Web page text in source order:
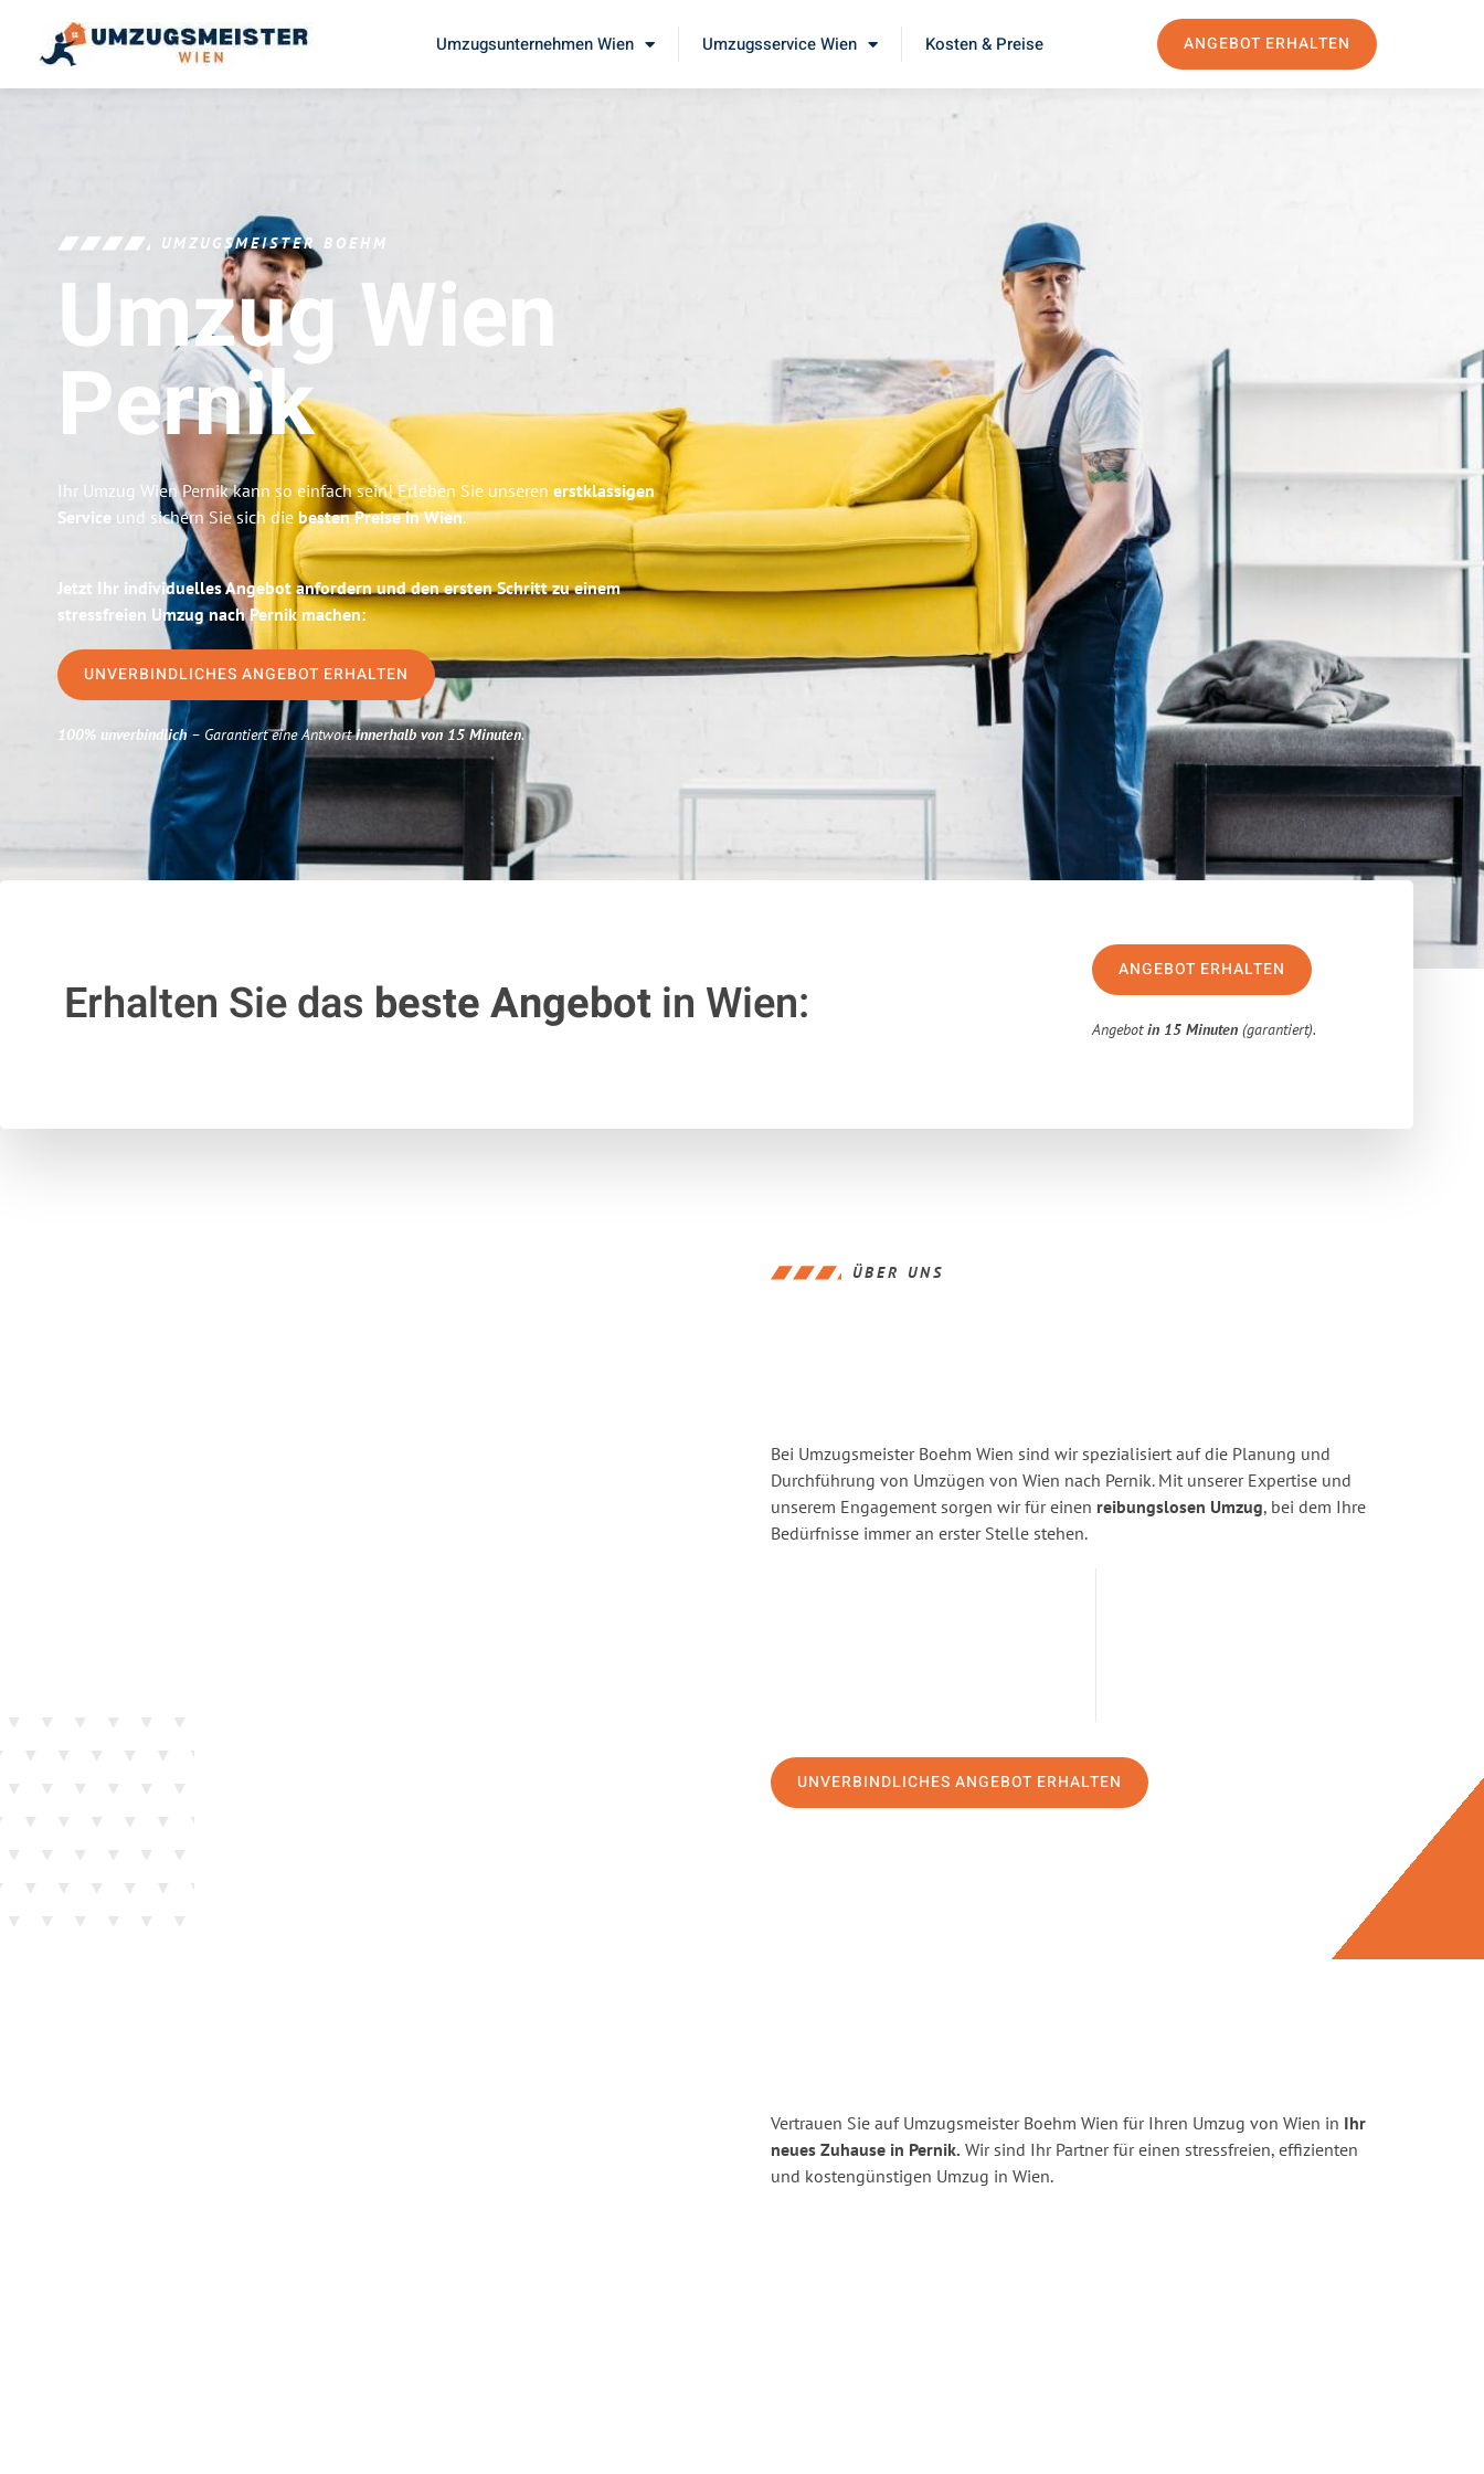
Umzugsunternehmen Wien Umzugsservice Wien Kosten & Preise ANGEBOT ERHALTEN
UMZUGSMEISTER BOEHM
Umzug Wien
Pernik
Ihr Umzug Wien Pernik kann so einfach sein! Erleben Sie unseren erstklassigen
Service und sichern Sie sich die besten Preise in Wien.
Jetzt Ihr individuelles Angebot anfordern und den ersten Schritt zu einem
stressfreien Umzug nach Pernik machen:
UNVERBINDLICHES ANGEBOT ERHALTEN
100% unverbindlich– Garantiert eine Antwortinnerhalb von 15 Minuten.
Erhalten Sie das beste Angebotin Wien:
ANGEBOT ERHALTEN
Angebotin 15 Minuten (garantiert).
ÜBER UNS
Bei Umzugsmeister Boehm Wien sind wir spezialisiert auf die Planung und
Durchführung von Umzügen von Wien nach Pernik. Mit unserer Expertise und
unserem Engagement sorgen wir für einen reibungslosen Umzug, bei dem Ihre
Bedürfnisse immer an erster Stelle stehen.
UNVERBINDLICHES ANGEBOT ERHALTEN
Vertrauen Sie auf Umzugsmeister Boehm Wien für Ihren Umzug von Wien in Ihr
neues Zuhause in Pernik. Wir sind Ihr Partner für einen stressfreien, effizienten
und kostengünstigen Umzug in Wien.